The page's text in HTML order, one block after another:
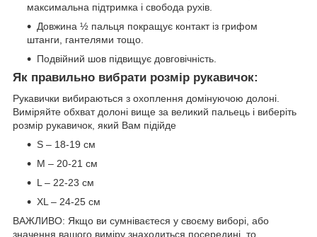
максимальна підтримка і свобода рухів.
Довжина ½ пальця покращує контакт із грифом
штанги, гантелями тощо.
Подвійний шов підвищує довговічність.
Як правильно вибрати розмір рукавичок:
Рукавички вибираються з охоплення домінуючою долоні.
Виміряйте обхват долоні вище за великий пальець і виберіть
розмір рукавичок, який Вам підійде
S – 18-19 см
М – 20-21 см
L – 22-23 см
XL – 24-25 см
ВАЖЛИВО: Якщо ви сумніваєтеся у своєму виборі, або
значення вашого виміру знаходиться посередині, то